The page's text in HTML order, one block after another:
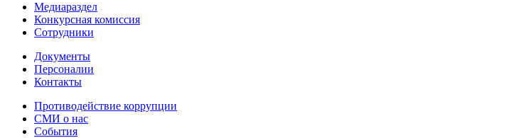
Медиараздел
Конкурсная комиссия
Сотрудники
Документы
Персоналии
Контакты
Противодействие коррупции
СМИ о нас
События